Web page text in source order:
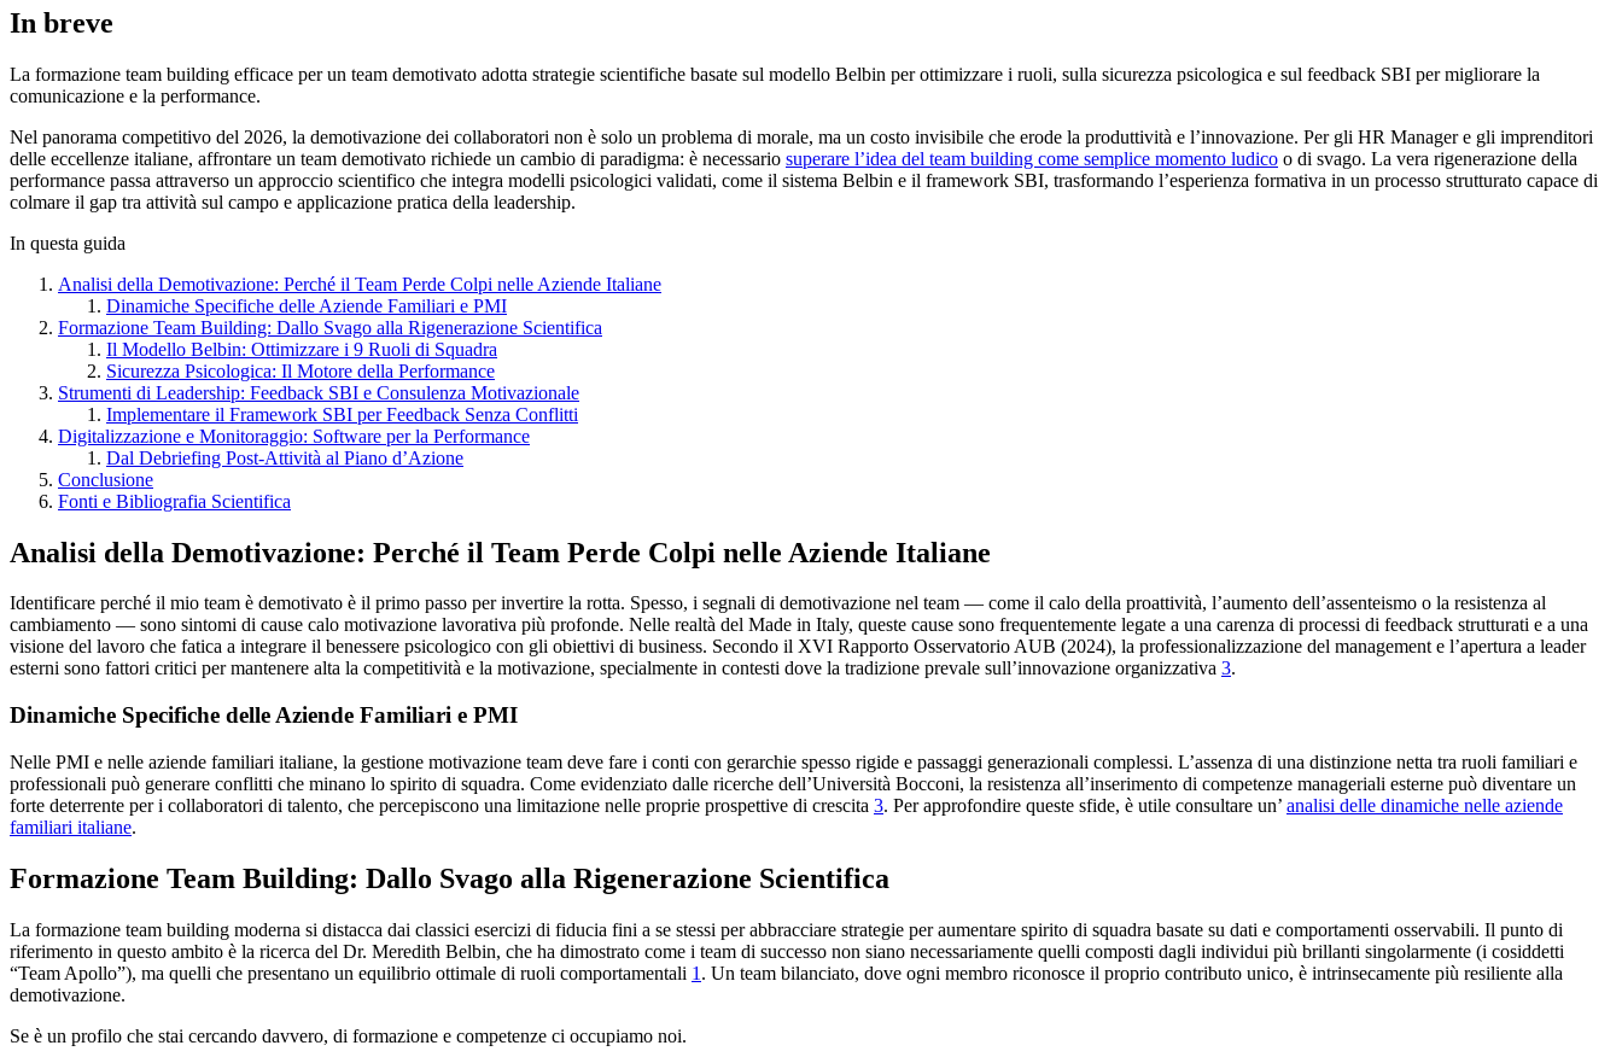
In breve
La formazione team building efficace per un team demotivato adotta strategie scientifiche basate sul modello Belbin per ottimizzare i ruoli, sulla sicurezza psicologica e sul feedback SBI per migliorare la
comunicazione e la performance.
Nel panorama competitivo del 2026, la demotivazione dei collaboratori non è solo un problema di morale, ma un costo invisibile che erode la produttività e l’innovazione. Per gli HR Manager e gli imprenditori
delle eccellenze italiane, affrontare un team demotivato richiede un cambio di paradigma: è necessario superare l’idea del team building come semplice momento ludico o di svago. La vera rigenerazione della
performance passa attraverso un approccio scientifico che integra modelli psicologici validati, come il sistema Belbin e il framework SBI, trasformando l’esperienza formativa in un processo strutturato capace di
colmare il gap tra attività sul campo e applicazione pratica della leadership.
In questa guida
Analisi della Demotivazione: Perché il Team Perde Colpi nelle Aziende Italiane
Dinamiche Specifiche delle Aziende Familiari e PMI
Formazione Team Building: Dallo Svago alla Rigenerazione Scientifica
Il Modello Belbin: Ottimizzare i 9 Ruoli di Squadra
Sicurezza Psicologica: Il Motore della Performance
Strumenti di Leadership: Feedback SBI e Consulenza Motivazionale
Implementare il Framework SBI per Feedback Senza Conflitti
Digitalizzazione e Monitoraggio: Software per la Performance
Dal Debriefing Post-Attività al Piano d’Azione
Conclusione
Fonti e Bibliografia Scientifica
Analisi della Demotivazione: Perché il Team Perde Colpi nelle Aziende Italiane
Identificare perché il mio team è demotivato è il primo passo per invertire la rotta. Spesso, i segnali di demotivazione nel team — come il calo della proattività, l’aumento dell’assenteismo o la resistenza al
cambiamento — sono sintomi di cause calo motivazione lavorativa più profonde. Nelle realtà del Made in Italy, queste cause sono frequentemente legate a una carenza di processi di feedback strutturati e a una
visione del lavoro che fatica a integrare il benessere psicologico con gli obiettivi di business. Secondo il XVI Rapporto Osservatorio AUB (2024), la professionalizzazione del management e l’apertura a leader
esterni sono fattori critici per mantenere alta la competitività e la motivazione, specialmente in contesti dove la tradizione prevale sull’innovazione organizzativa 3.
Dinamiche Specifiche delle Aziende Familiari e PMI
Nelle PMI e nelle aziende familiari italiane, la gestione motivazione team deve fare i conti con gerarchie spesso rigide e passaggi generazionali complessi. L’assenza di una distinzione netta tra ruoli familiari e
professionali può generare conflitti che minano lo spirito di squadra. Come evidenziato dalle ricerche dell’Università Bocconi, la resistenza all’inserimento di competenze manageriali esterne può diventare un
forte deterrente per i collaboratori di talento, che percepiscono una limitazione nelle proprie prospettive di crescita 3. Per approfondire queste sfide, è utile consultare un’ analisi delle dinamiche nelle aziende
familiari italiane.
Formazione Team Building: Dallo Svago alla Rigenerazione Scientifica
La formazione team building moderna si distacca dai classici esercizi di fiducia fini a se stessi per abbracciare strategie per aumentare spirito di squadra basate su dati e comportamenti osservabili. Il punto di
riferimento in questo ambito è la ricerca del Dr. Meredith Belbin, che ha dimostrato come i team di successo non siano necessariamente quelli composti dagli individui più brillanti singolarmente (i cosiddetti
“Team Apollo”), ma quelli che presentano un equilibrio ottimale di ruoli comportamentali 1 . Un team bilanciato, dove ogni membro riconosce il proprio contributo unico, è intrinsecamente più resiliente alla
demotivazione.
Se è un profilo che stai cercando davvero, di formazione e competenze ci occupiamo noi.